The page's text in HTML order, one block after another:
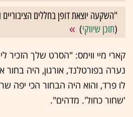
"השקעה יוצאת דופן בחללים הציבוריים
(תוכן שיווקי)
קארי מיי ווימס: "הסרט שלך הזכיר לי
נערה בפורטלנד, אורגון, היה
לו פרד, והוא היה הבחור הכי יפה
'שחור כחול'. מדהים".